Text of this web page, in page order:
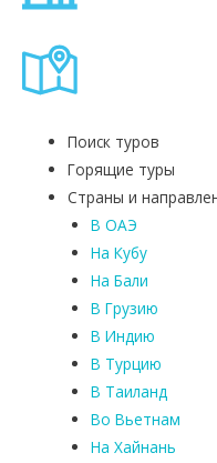
Поиск туров
Горящие туры
Страны и
В ОАЭ
На Кубу
На Бали
В Грузию
В Индию
В Турцию
В Таиланд
Во Вьетнам
На Хайнань